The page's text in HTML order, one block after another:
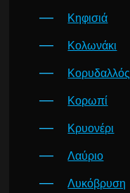
Κηφισιά
Κολωνάκι
Κορυδαλλός
Κορωπί
Κρυονέρι
Λαύριο
Λυκόβρυση